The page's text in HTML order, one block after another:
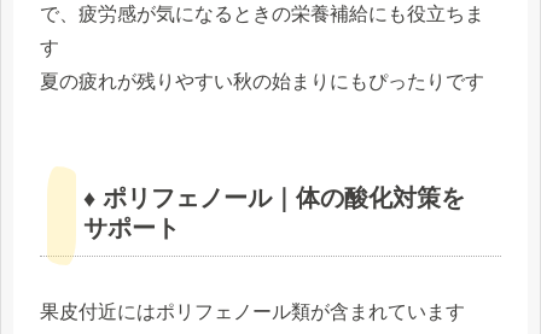
で、疲労感が気になるときの栄養補給にも役立ちま
す
夏の疲れが残りやすい秋の始まりにもぴったりです
♦ ポリフェノール｜体の酸化対策を
サポート
果皮付近にはポリフェノール類が含まれています